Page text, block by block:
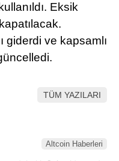
Eksik
giderdi ve kapsamlı
TÜM YAZILARI
Altcoin Haberleri